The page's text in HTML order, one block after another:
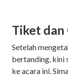
Tiket dan
Setelah
bertanding, kini
ke acara ini.